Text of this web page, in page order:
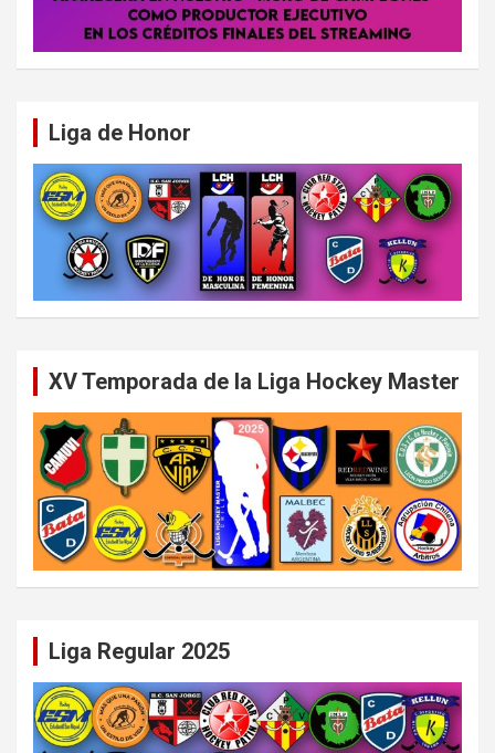
Liga de Honor
XV Temporada de la Liga Hockey Master
Liga Regular 2025